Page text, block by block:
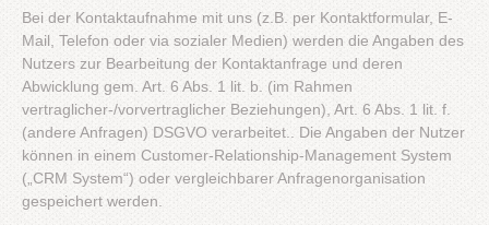
Bei der Kontaktaufnahme mit uns (z.B. per Kontaktformular, E-
Mail, Telefon oder via sozialer Medien) werden die Angaben des
Nutzers zur Bearbeitung der Kontaktanfrage und deren
Abwicklung gem. Art. 6 Abs. 1 lit. b. (im Rahmen
vertraglicher-/vorvertraglicher Beziehungen), Art. 6 Abs. 1 lit. f.
(andere Anfragen) DSGVO verarbeitet.. Die Angaben der Nutzer
können in einem Customer-Relationship-Management System
(„CRM System“) oder vergleichbarer Anfragenorganisation
gespeichert werden.